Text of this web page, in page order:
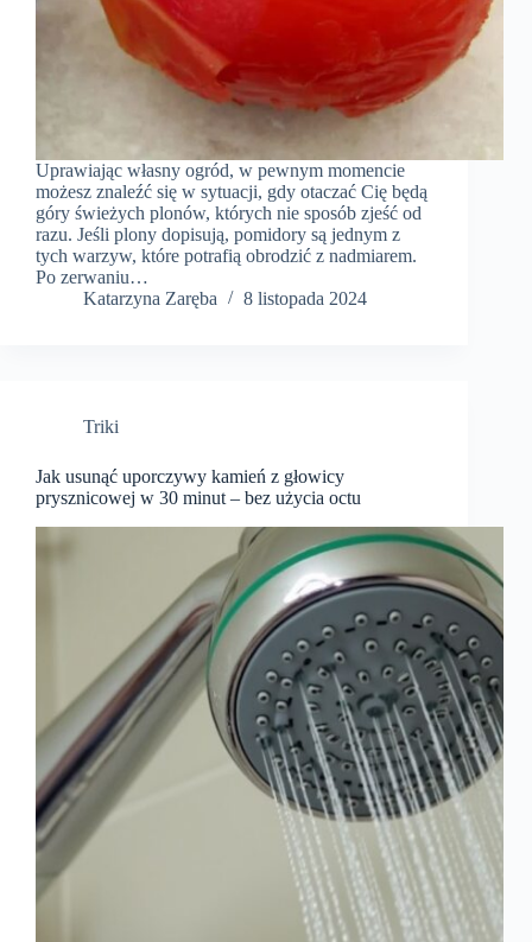
Uprawiając własny ogród, w pewnym momencie
możesz znaleźć się w sytuacji, gdy otaczać Cię będą
góry świeżych plonów, których nie sposób zjeść od
razu. Jeśli plony dopisują, pomidory są jednym z
tych warzyw, które potrafią obrodzić z nadmiarem.
Po zerwaniu…
Katarzyna Zaręba
8 listopada 2024
Triki
Jak usunąć uporczywy kamień z głowicy
prysznicowej w 30 minut – bez użycia octu